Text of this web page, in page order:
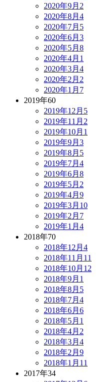
2020年9月 2
2020年8月 4
2020年7月 5
2020年6月 3
2020年5月 8
2020年4月 1
2020年3月 4
2020年2月 2
2020年1月 7
2019年60
2019年12月 5
2019年11月 2
2019年10月 1
2019年9月 3
2019年8月 5
2019年7月 4
2019年6月 8
2019年5月 2
2019年4月 9
2019年3月 10
2019年2月 7
2019年1月 4
2018年70
2018年12月 4
2018年11月 11
2018年10月 12
2018年9月 1
2018年8月 5
2018年7月 4
2018年6月 6
2018年5月 1
2018年4月 2
2018年3月 4
2018年2月 9
2018年1月 11
2017年34